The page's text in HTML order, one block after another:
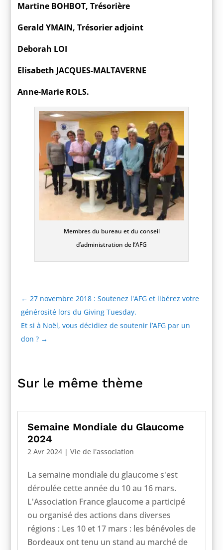
Martine BOHBOT, Trésorière
Gerald YMAIN, Trésorier adjoint
Deborah LOI
Elisabeth JACQUES-MALTAVERNE
Anne-Marie ROLS.
Membres du bureau et du conseil
d’administration de l’AFG
←27 novembre 2018 : Soutenez l'AFG et libérez votre
générosité lors du Giving Tuesday.
Et si à Noël, vous décidiez de soutenir l’AFG par un
don ? →
Sur le même thème
Semaine Mondiale du Glaucome
2024
2 Avr 2024| Vie de l'association
La semaine mondiale du glaucome s'est
déroulée cette année du 10 au 16 mars.
L'Association France glaucome a participé
ou organisé des actions dans diverses
régions : Les 10 et 17 mars : les bénévoles de
Bordeaux ont tenu un stand au marché de